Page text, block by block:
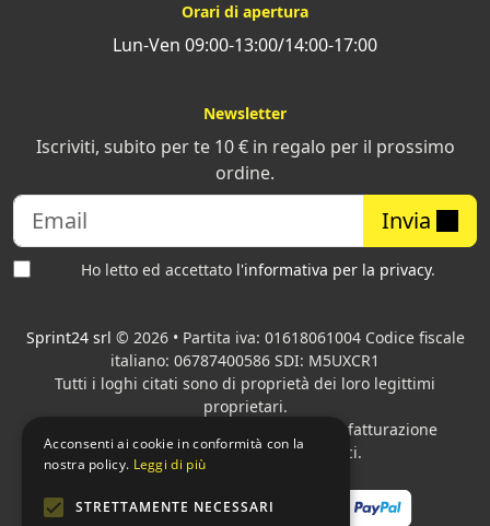
Orari di apertura
Lun-Ven 09:00-13:00/14:00-17:00
Newsletter
Iscriviti, subito per te 10 € in regalo per il prossimo
ordine.
Invia
Ho letto ed accettato l'informativa per la privacy.
Sprint24 srl © 2026 • Partita iva: 01618061004 Codice fiscale
italiano: 06787400586 SDI: M5UXCR1
Tutti i loghi citati sono di proprietà dei loro legittimi
proprietari.
adibita alla fatturazione
elettronica per gli Enti pubblici.
Acconsenti ai cookie in conformità con la
nostra policy. Leggi di più
STRETTAMENTE NECESSARI